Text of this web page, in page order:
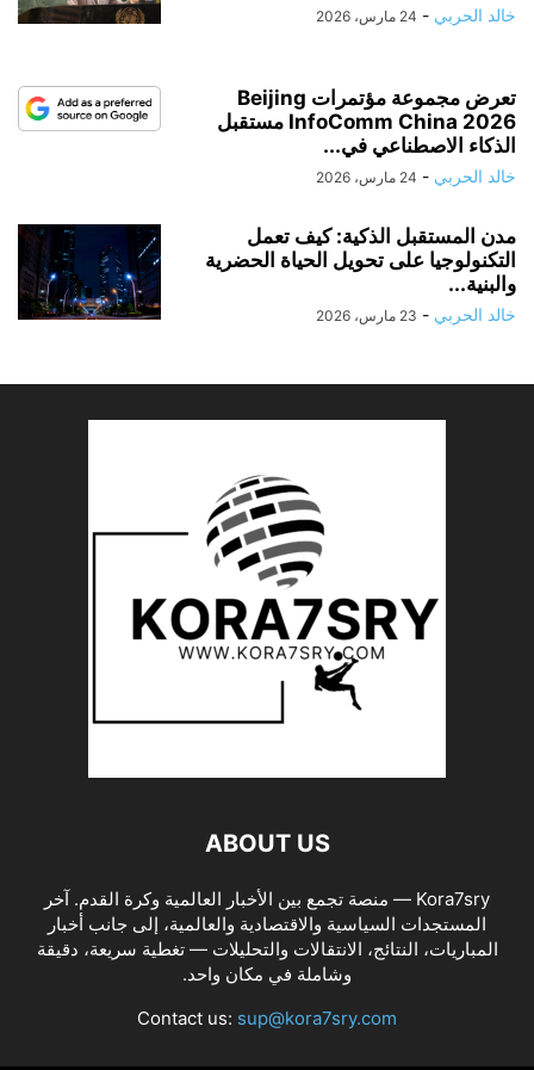
خالد الحربي - 24 مارس، 2026
تعرض مجموعة مؤتمرات Beijing
InfoComm China 2026 مستقبل
الذكاء الاصطناعي في...
خالد الحربي - 24 مارس، 2026
مدن المستقبل الذكية: كيف تعمل
التكنولوجيا على تحويل الحياة الحضرية
والبنية...
خالد الحربي - 23 مارس، 2026
ABOUT US
Kora7sry — منصة تجمع بين الأخبار العالمية وكرة القدم. آخر
المستجدات السياسية والاقتصادية والعالمية، إلى جانب أخبار
المباريات، النتائج، الانتقالات والتحليلات — تغطية سريعة، دقيقة
وشاملة في مكان واحد.
Contact us: sup@kora7sry.com